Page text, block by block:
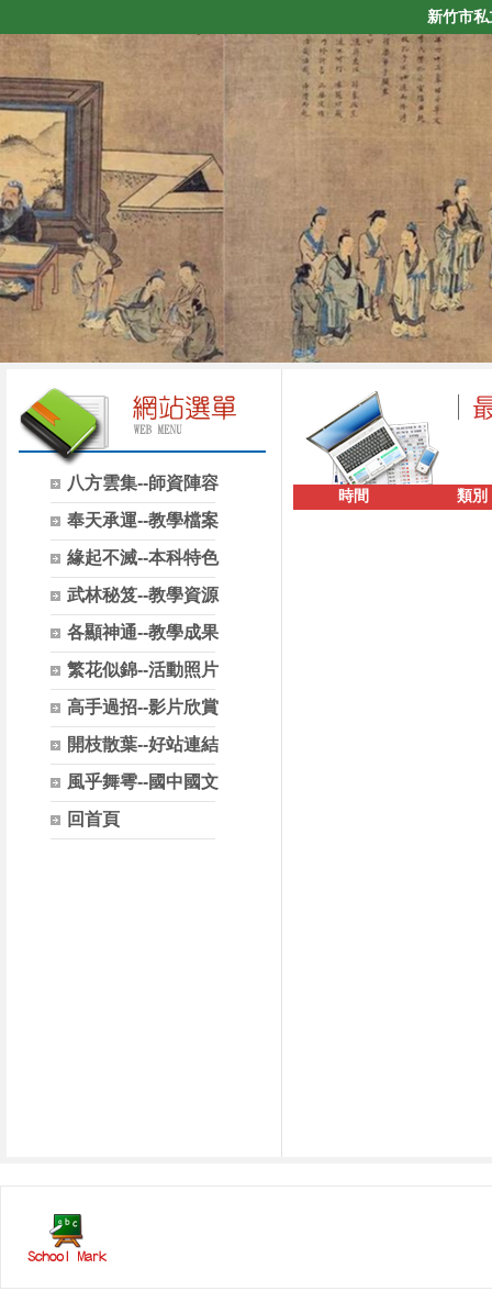
新竹市
八方雲集--師資陣容
奉天承運--教學檔案
緣起不滅--本科特色
武林秘笈--教學資源
各顯神通--教學成果
繁花似錦--活動照片
高手過招--影片欣賞
開枝散葉--好站連結
風乎舞雩--國中國文
回首頁
時間 類別